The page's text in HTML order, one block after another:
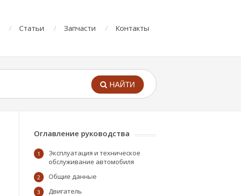
Статьи Запчасти Контакты
НАЙТИ
Оглавление руководства
1
Эксплуатация и техническое
обслуживание автомобиля
2 Общие данные
3 Двигатель